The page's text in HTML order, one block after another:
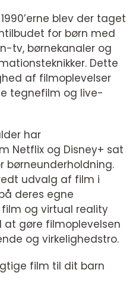
blev der taget
for børn med
tv, børnekanaler og
Dette
af filmoplevelser
tegnefilm og live-
har
Netflix og Disney+ sat
børneunderholdning.
udvalg af film i
deres egne
og virtual reality
gøre filmoplevelsen
og virkelighedstro.
film til dit barn